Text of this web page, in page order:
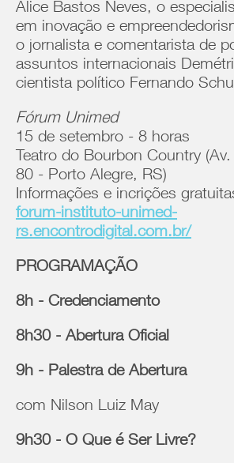
Alice Bastos Neves, o
em inovação e
o jornalista e comentarista de
assuntos internacionais
cientista político Fernando
Fórum Unimed
15 de setembro - 8 horas
Teatro do Bourbon Country
80 - Porto Alegre, RS)
Informações e incrições
forum-instituto-unimed-
rs.encontrodigital.com.br/
PROGRAMAÇÃO
8h - Credenciamento
8h30 - Abertura Oficial
9h - Palestra de Abertura
com Nilson Luiz May
9h30 - O Que é Ser Livre?